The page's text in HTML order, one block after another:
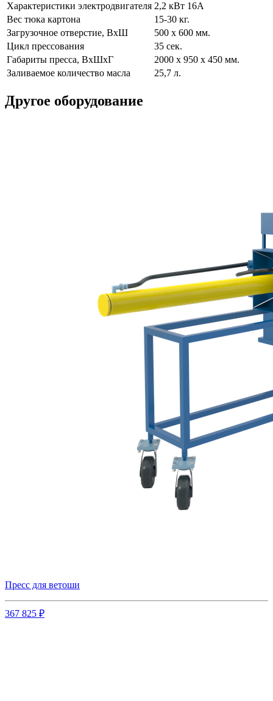
Характеристики электродвигателя 2,2 кВт 16А
Вес тюка картона
15-30 кг.
Загрузочное отверстие, ВхШ
500 х 600 мм.
Цикл прессования
35 сек.
Габариты пресса, ВхШхГ
2000 х 950 х 450 мм.
Заливаемое количество масла
25,7 л.
Другое оборудование
Пресс для ветоши
367 825 ₽